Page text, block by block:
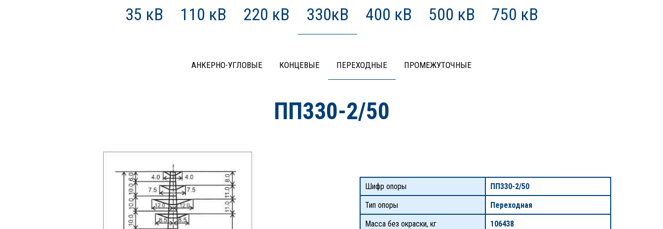
35 кВ 110 кВ 220 кВ 330кВ 400 кВ 500 кВ 750 кВ
АНКЕРНО-УГЛОВЫЕ КОНЦЕВЫЕ ПЕРЕХОДНЫЕ ПРОМЕЖУТОЧНЫЕ
ПП330-2/50
Шифр опоры
Тип опоры
Масса без окраски, кг
ПП330-2/50
Переходная
106438